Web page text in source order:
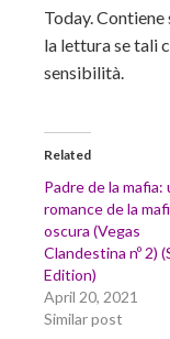
Today. Contiene
la lettura se tali
sensibilità.
Related
Padre de la mafia:
romance de la
oscura (Vegas
Clandestina nº 2)
Edition)
April 20, 2021
Similar post